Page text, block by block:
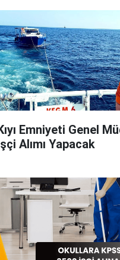
Emniyeti Genel
Alımı Yapacak